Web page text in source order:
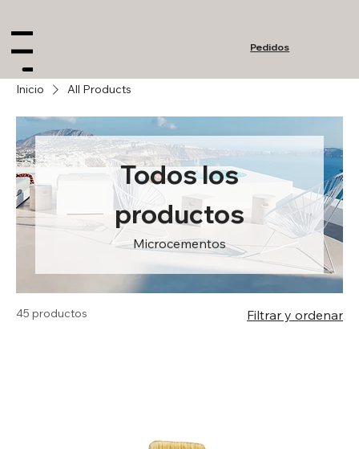
Pedidos
Inicio All Products
Todos los
productos
Microcementos
45 productos Filtrar y ordenar